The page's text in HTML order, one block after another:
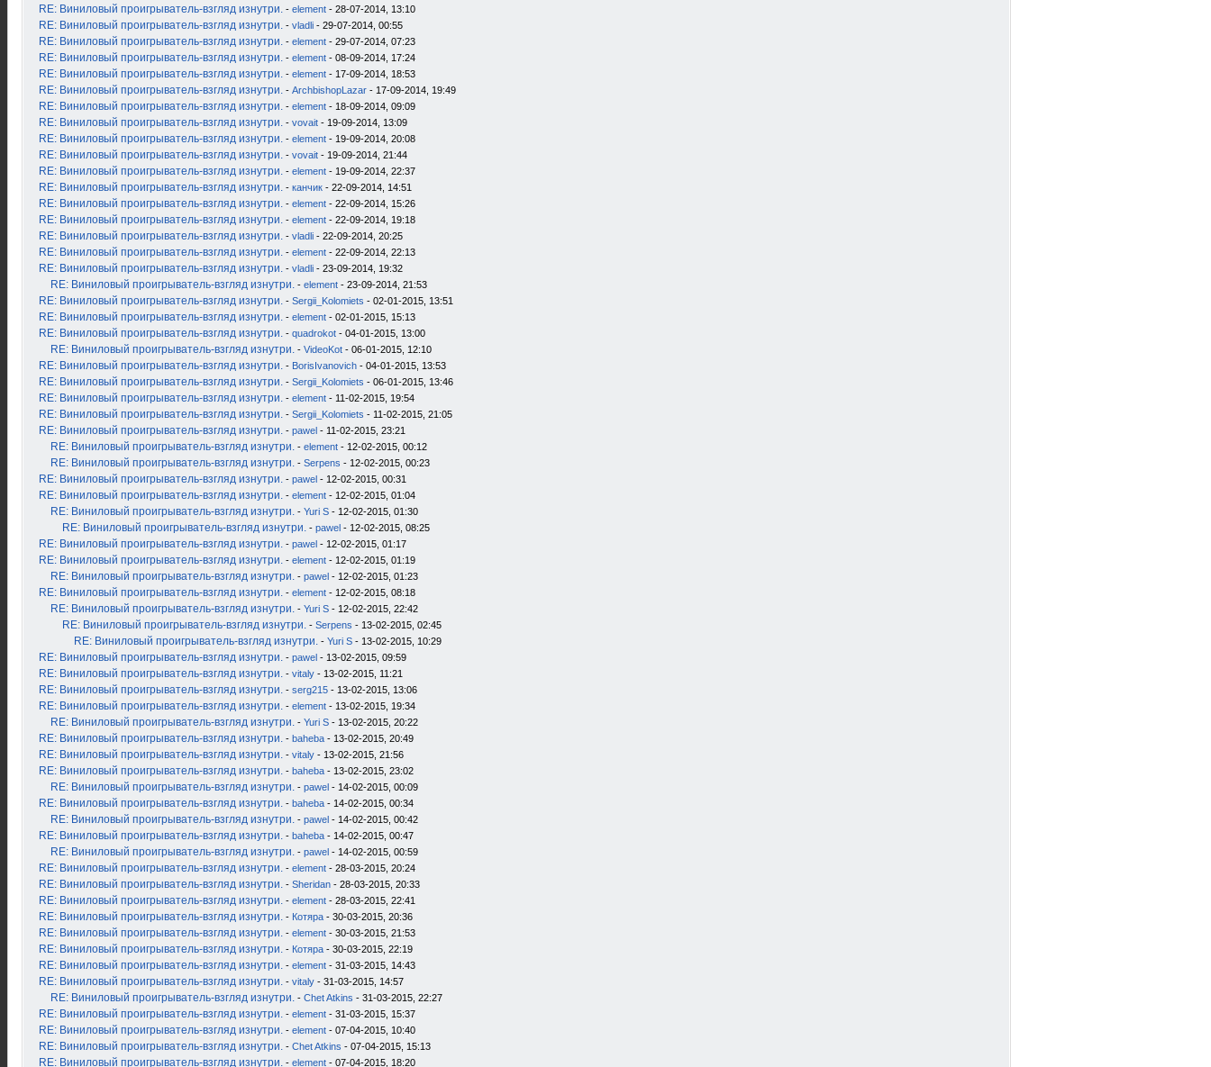
RE: Виниловый проигрыватель-взгляд изнутри. - element - 28-07-2014, 13:10
RE: Виниловый проигрыватель-взгляд изнутри. - vladli - 29-07-2014, 00:55
RE: Виниловый проигрыватель-взгляд изнутри. - element - 29-07-2014, 07:23
RE: Виниловый проигрыватель-взгляд изнутри. - element - 08-09-2014, 17:24
RE: Виниловый проигрыватель-взгляд изнутри. - element - 17-09-2014, 18:53
RE: Виниловый проигрыватель-взгляд изнутри. - ArchbishopLazar - 17-09-2014, 19:49
RE: Виниловый проигрыватель-взгляд изнутри. - element - 18-09-2014, 09:09
RE: Виниловый проигрыватель-взгляд изнутри. - vovait - 19-09-2014, 13:09
RE: Виниловый проигрыватель-взгляд изнутри. - element - 19-09-2014, 20:08
RE: Виниловый проигрыватель-взгляд изнутри. - vovait - 19-09-2014, 21:44
RE: Виниловый проигрыватель-взгляд изнутри. - element - 19-09-2014, 22:37
RE: Виниловый проигрыватель-взгляд изнутри. - канчик - 22-09-2014, 14:51
RE: Виниловый проигрыватель-взгляд изнутри. - element - 22-09-2014, 15:26
RE: Виниловый проигрыватель-взгляд изнутри. - element - 22-09-2014, 19:18
RE: Виниловый проигрыватель-взгляд изнутри. - vladli - 22-09-2014, 20:25
RE: Виниловый проигрыватель-взгляд изнутри. - element - 22-09-2014, 22:13
RE: Виниловый проигрыватель-взгляд изнутри. - vladli - 23-09-2014, 19:32
RE: Виниловый проигрыватель-взгляд изнутри. - element - 23-09-2014, 21:53
RE: Виниловый проигрыватель-взгляд изнутри. - Sergii_Kolomiets - 02-01-2015, 13:51
RE: Виниловый проигрыватель-взгляд изнутри. - element - 02-01-2015, 15:13
RE: Виниловый проигрыватель-взгляд изнутри. - quadrokot - 04-01-2015, 13:00
RE: Виниловый проигрыватель-взгляд изнутри. - VideoKot - 06-01-2015, 12:10
RE: Виниловый проигрыватель-взгляд изнутри. - BorisIvanovich - 04-01-2015, 13:53
RE: Виниловый проигрыватель-взгляд изнутри. - Sergii_Kolomiets - 06-01-2015, 13:46
RE: Виниловый проигрыватель-взгляд изнутри. - element - 11-02-2015, 19:54
RE: Виниловый проигрыватель-взгляд изнутри. - Sergii_Kolomiets - 11-02-2015, 21:05
RE: Виниловый проигрыватель-взгляд изнутри. - pawel - 11-02-2015, 23:21
RE: Виниловый проигрыватель-взгляд изнутри. - element - 12-02-2015, 00:12
RE: Виниловый проигрыватель-взгляд изнутри. - Serpens - 12-02-2015, 00:23
RE: Виниловый проигрыватель-взгляд изнутри. - pawel - 12-02-2015, 00:31
RE: Виниловый проигрыватель-взгляд изнутри. - element - 12-02-2015, 01:04
RE: Виниловый проигрыватель-взгляд изнутри. - Yuri S - 12-02-2015, 01:30
RE: Виниловый проигрыватель-взгляд изнутри. - pawel - 12-02-2015, 08:25
RE: Виниловый проигрыватель-взгляд изнутри. - pawel - 12-02-2015, 01:17
RE: Виниловый проигрыватель-взгляд изнутри. - element - 12-02-2015, 01:19
RE: Виниловый проигрыватель-взгляд изнутри. - pawel - 12-02-2015, 01:23
RE: Виниловый проигрыватель-взгляд изнутри. - element - 12-02-2015, 08:18
RE: Виниловый проигрыватель-взгляд изнутри. - Yuri S - 12-02-2015, 22:42
RE: Виниловый проигрыватель-взгляд изнутри. - Serpens - 13-02-2015, 02:45
RE: Виниловый проигрыватель-взгляд изнутри. - Yuri S - 13-02-2015, 10:29
RE: Виниловый проигрыватель-взгляд изнутри. - pawel - 13-02-2015, 09:59
RE: Виниловый проигрыватель-взгляд изнутри. - vitaly - 13-02-2015, 11:21
RE: Виниловый проигрыватель-взгляд изнутри. - serg215 - 13-02-2015, 13:06
RE: Виниловый проигрыватель-взгляд изнутри. - element - 13-02-2015, 19:34
RE: Виниловый проигрыватель-взгляд изнутри. - Yuri S - 13-02-2015, 20:22
RE: Виниловый проигрыватель-взгляд изнутри. - baheba - 13-02-2015, 20:49
RE: Виниловый проигрыватель-взгляд изнутри. - vitaly - 13-02-2015, 21:56
RE: Виниловый проигрыватель-взгляд изнутри. - baheba - 13-02-2015, 23:02
RE: Виниловый проигрыватель-взгляд изнутри. - pawel - 14-02-2015, 00:09
RE: Виниловый проигрыватель-взгляд изнутри. - baheba - 14-02-2015, 00:34
RE: Виниловый проигрыватель-взгляд изнутри. - pawel - 14-02-2015, 00:42
RE: Виниловый проигрыватель-взгляд изнутри. - baheba - 14-02-2015, 00:47
RE: Виниловый проигрыватель-взгляд изнутри. - pawel - 14-02-2015, 00:59
RE: Виниловый проигрыватель-взгляд изнутри. - element - 28-03-2015, 20:24
RE: Виниловый проигрыватель-взгляд изнутри. - Sheridan - 28-03-2015, 20:33
RE: Виниловый проигрыватель-взгляд изнутри. - element - 28-03-2015, 22:41
RE: Виниловый проигрыватель-взгляд изнутри. - Котяра - 30-03-2015, 20:36
RE: Виниловый проигрыватель-взгляд изнутри. - element - 30-03-2015, 21:53
RE: Виниловый проигрыватель-взгляд изнутри. - Котяра - 30-03-2015, 22:19
RE: Виниловый проигрыватель-взгляд изнутри. - element - 31-03-2015, 14:43
RE: Виниловый проигрыватель-взгляд изнутри. - vitaly - 31-03-2015, 14:57
RE: Виниловый проигрыватель-взгляд изнутри. - Chet Atkins - 31-03-2015, 22:27
RE: Виниловый проигрыватель-взгляд изнутри. - element - 31-03-2015, 15:37
RE: Виниловый проигрыватель-взгляд изнутри. - element - 07-04-2015, 10:40
RE: Виниловый проигрыватель-взгляд изнутри. - Chet Atkins - 07-04-2015, 15:13
RE: Виниловый проигрыватель-взгляд изнутри. - element - 07-04-2015, 18:20